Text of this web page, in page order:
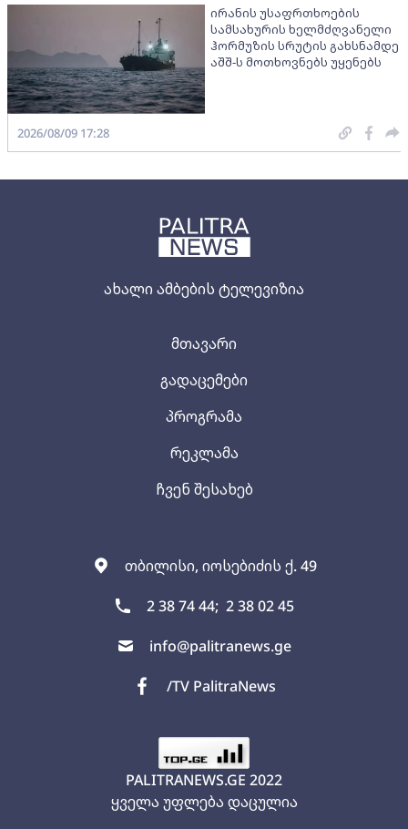
ახალი ამბების ტელევიზია
თბილისი, იოსებიძის ქ. 49
2 38 74 44; 2 38 02 45
info@palitranews.ge
/TV PalitraNews
მთავარი
გადაცემები
პროგრამა
რეკლამა
ჩვენ შესახებ
PALITRANEWS.GE 2022
ყველა უფლება დაცულია
ირანის უსაფრთხოების
სამსახურის ხელმძღვანელი
ჰორმუზის სრუტის გახსნამდე
აშშ-ს მოთხოვნებს უყენებს
2026/08/09 17:28